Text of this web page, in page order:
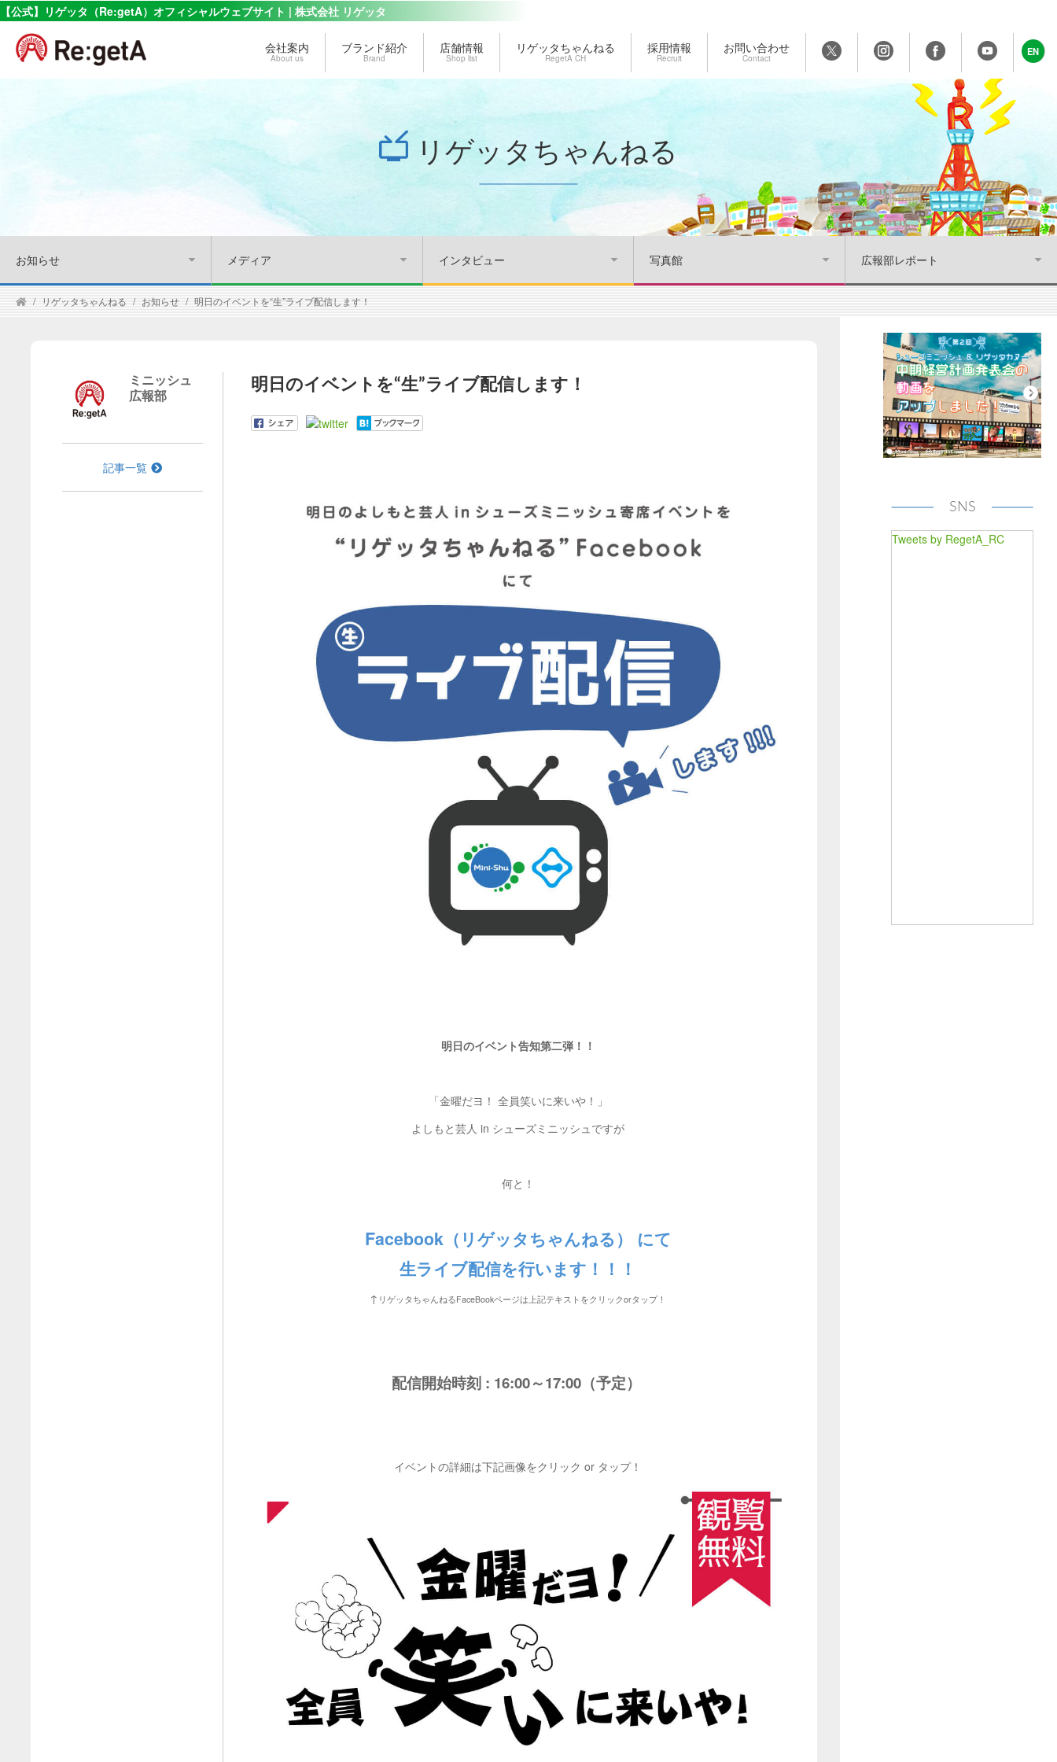
【公式】リゲッタ（Re:getA）オフィシャルウェブサイト | 株式会社 リゲッタ
会社案内
About us
ブランド紹介
Brand
店舗情報
Shop list
リゲッタちゃんねる
RegetA CH
採用情報
Recruit
お問い合わせ
Contact
EN
リゲッタちゃんねる
お知らせ メディア インタビュー 写真館 広報部レポート
リゲッタちゃんねる お知らせ 明日のイベントを“生”ライブ配信します！
ミニッシュ
広報部
記事一覧
明日のイベントを“生”ライブ配信します！
明日のイベント告知第二弾！！
「金曜だヨ！ 全員笑いに来いや！」
よしもと芸人 in シューズミニッシュですが
何と！
Facebook（リゲッタちゃんねる） にて
生ライブ配信を行います！！！
↑ リゲッタちゃんねるFaceBookページは上記テキストをクリックorタップ！
配信開始時刻 : 16:00～17:00（予定）
イベントの詳細は下記画像をクリック or タップ！
SNS
Tweets by RegetA_RC